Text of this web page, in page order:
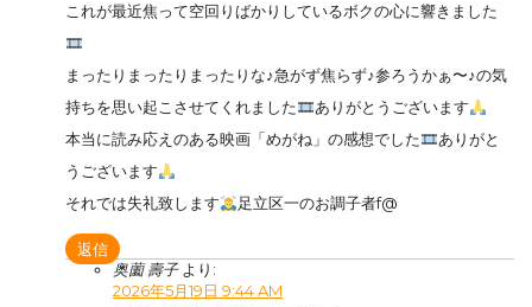
これが最近焦って空回りばかりしているボクの心に響きました
まったりまったりまったりな♪急がず焦らず♪参ろうかぁ〜♪の気
持ちを思い起こさせてくれました
ありがとうございます
本当に読み応えのある映画「めがね」の感想でした
ありがと
うございます
それでは失礼致します
足立区一のお調子者f@
返信
奥薗 壽子 より:
2026年5月19日 9:44 AM